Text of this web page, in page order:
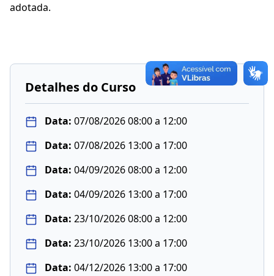
adotada.
Detalhes do Curso
Data: 07/08/2026 08:00 a 12:00
Data: 07/08/2026 13:00 a 17:00
Data: 04/09/2026 08:00 a 12:00
Data: 04/09/2026 13:00 a 17:00
Data: 23/10/2026 08:00 a 12:00
Data: 23/10/2026 13:00 a 17:00
Data: 04/12/2026 13:00 a 17:00